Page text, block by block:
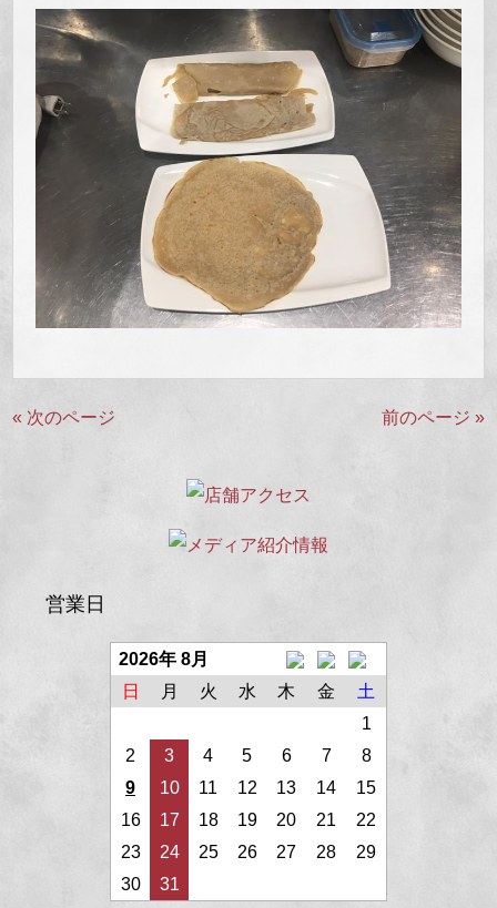
« 次のページ 前のページ »
営業日
2026年 8月
日
月 火 水 木 金
土
1
2
3 4 5 6 7
8
9
10 11 12 13 14
15
16
17 18 19 20 21
22
23
24 25 26 27 28
29
30
31